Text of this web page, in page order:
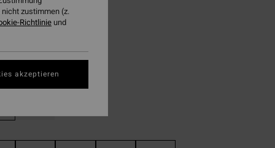
RABATT EXTRA 25%
Teal
zustimmen (z.
Richtlinie und
akzeptieren